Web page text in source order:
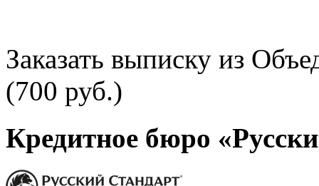
Заказать выписку из
(700 руб.)
Кредитное бюро